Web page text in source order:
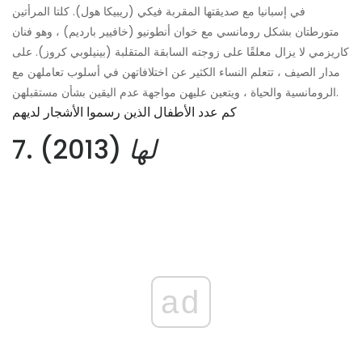
في إسبانيا مع صديقتها المقربة فيكي (ريبيكا هول). كلتا المرأتين
متورطتان بشكل رومانسي مع خوان أنطونيو (خافيير بارديم) ، وهو فنان
كاريزمي لا يزال معلقًا على زوجته السابقة المتقلبة (بينيلوبي كروز). على
مدار الصيف ، تتعلم النساء الكثير عن اختلافاتهن في أسلوب تعاملهن مع
الرومانسية والحياة ، ويتعين عليهن مواجهة عدم اليقين بشأن مستقبلهن.
كم عدد الأطفال الذين رسموا الأشجار لديهم
7. لها (2013)
ad